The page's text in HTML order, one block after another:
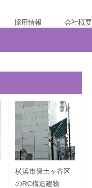
採用情報 会社概要
横浜市保土ヶ谷区
のRC構造建物